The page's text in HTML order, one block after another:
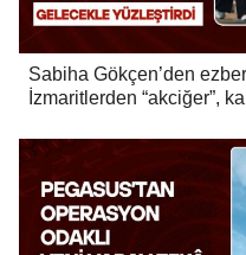
Sabiha Gökçen’den
İzmaritlerden “akciğer”,